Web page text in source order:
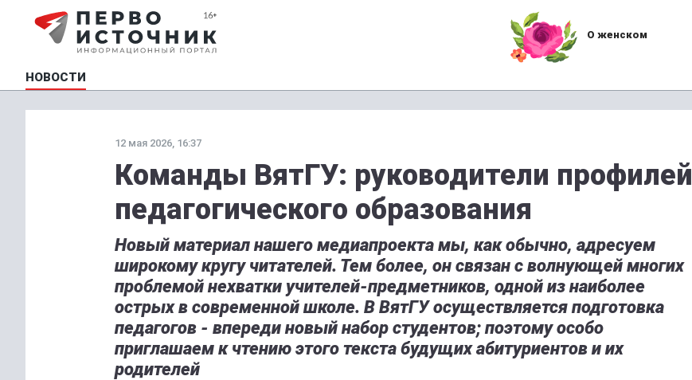
О женском
НОВОСТИ
12 мая 2026, 16:37
Команды ВятГУ: руководители профилей
педагогического образования
Новый материал нашего медиапроекта мы, как обычно, адресуем
широкому кругу читателей. Тем более, он связан с волнующей многих
проблемой нехватки учителей-предметников, одной из наиболее
острых в современной школе. В ВятГУ осуществляется подготовка
педагогов - впереди новый набор студентов; поэтому особо
приглашаем к чтению этого текста будущих абитуриентов и их
родителей